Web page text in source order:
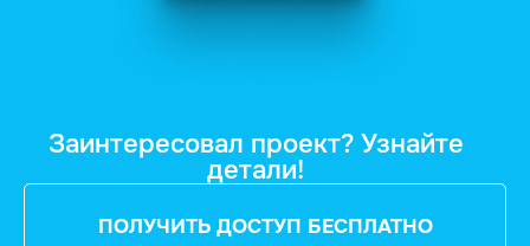
Заинтересовал проект? Узнайте
детали!
ПОЛУЧИТЬ ДОСТУП БЕСПЛАТНО